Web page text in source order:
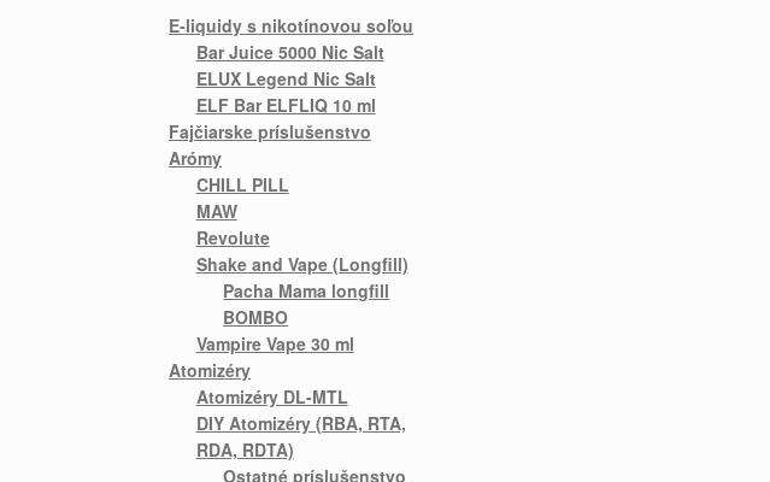
E-liquidy s nikotínovou soľou
Bar Juice 5000 Nic Salt
ELUX Legend Nic Salt
ELF Bar ELFLIQ 10 ml
Fajčiarske príslušenstvo
Arómy
CHILL PILL
MAW
Revolute
Shake and Vape (Longfill)
Pacha Mama longfill
BOMBO
Vampire Vape 30 ml
Atomizéry
Atomizéry DL-MTL
DIY Atomizéry (RBA, RTA,
RDA, RDTA)
Ostatné príslušenstvo